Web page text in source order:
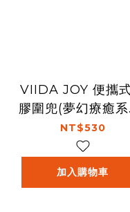
VIIDA JOY 便攜
膠圍兜(夢幻療癒系
多款可選
NT$530
加入購物車